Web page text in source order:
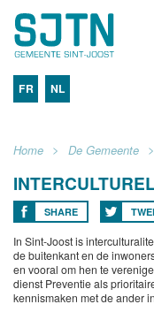
FR NL
Home De Gemeente
SHARE
In Sint-Joost is
de buitenkant en de
en vooral om hen te
dienst Preventie als
kennismaken met de ander